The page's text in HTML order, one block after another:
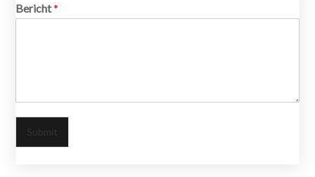
Bericht*
Submit